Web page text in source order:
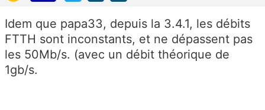
Idem que papa33, depuis la 3.4.1, les débits
FTTH sont inconstants, et ne dépassent pas
les 50Mb/s. (avec un débit théorique de
1gb/s.